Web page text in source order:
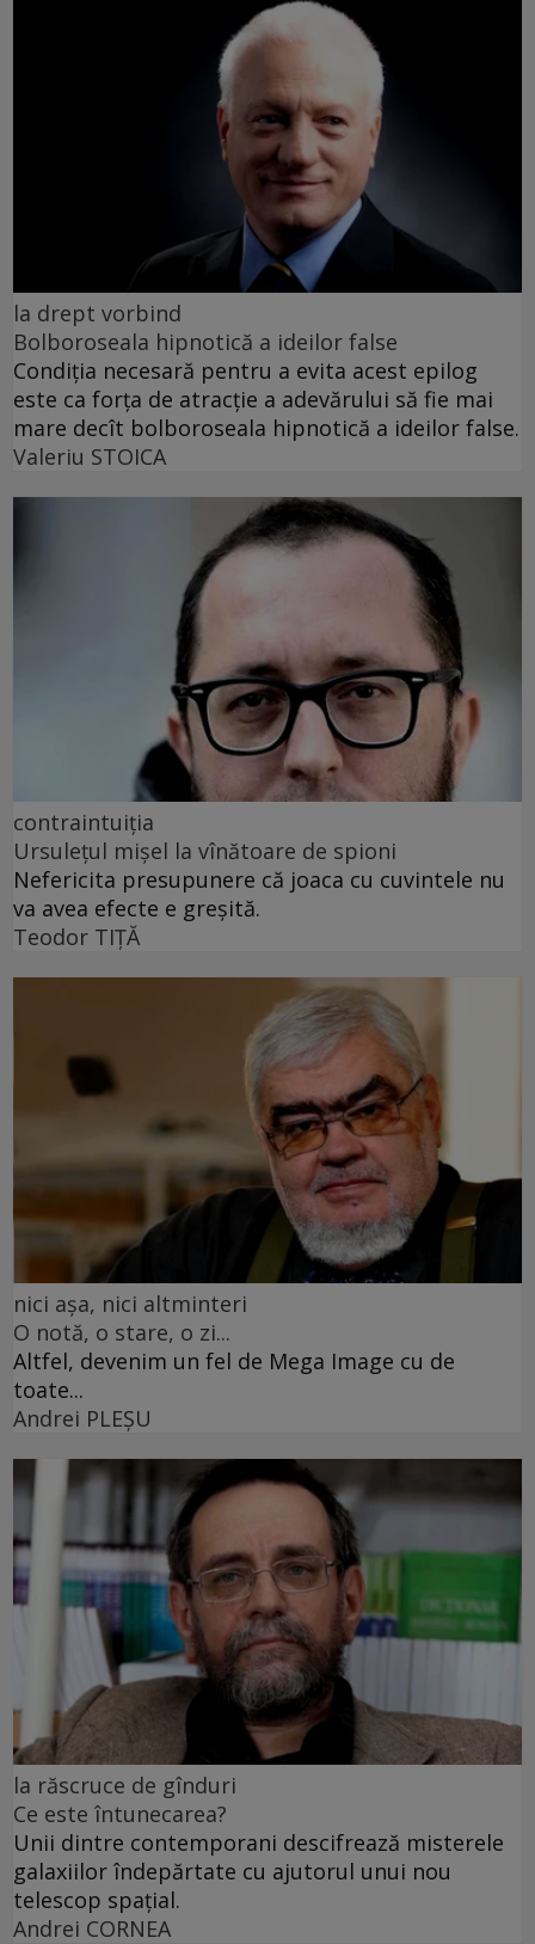
la drept vorbind
Bolboroseala hipnotică a ideilor false
Condiția necesară pentru a evita acest epilog
este ca forța de atracție a adevărului să fie mai
mare decît bolboroseala hipnotică a ideilor false.
Valeriu STOICA
contraintuiția
Ursulețul mișel la vînătoare de spioni
Nefericita presupunere că joaca cu cuvintele nu
va avea efecte e greșită.
Teodor TIŢĂ
nici așa, nici altminteri
O notă, o stare, o zi...
Altfel, devenim un fel de Mega Image cu de
toate...
Andrei PLEŞU
la răscruce de gînduri
Ce este întunecarea?
Unii dintre contemporani descifrează misterele
galaxiilor îndepărtate cu ajutorul unui nou
telescop spațial.
Andrei CORNEA